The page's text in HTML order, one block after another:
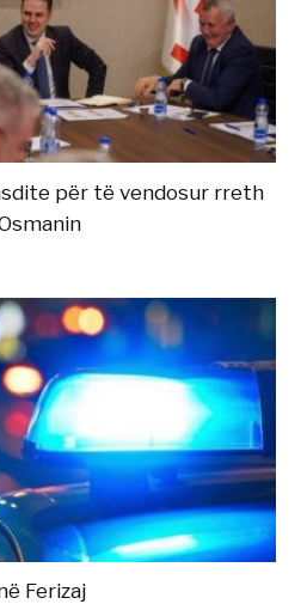
për të vendosur rreth
Ferizaj